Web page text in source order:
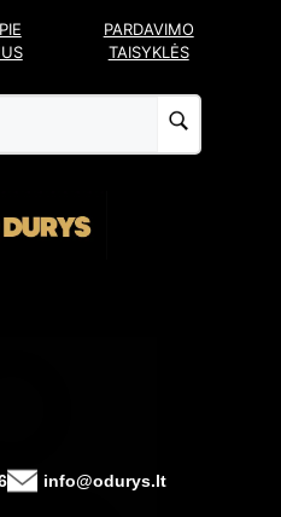
PARDAVIMO
TAISYKLĖS
info@odurys.lt